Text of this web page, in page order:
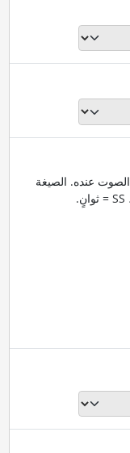
الصوت عنده. الصيغة